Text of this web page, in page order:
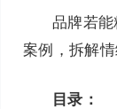
品牌若
案例，拆解情
目录：